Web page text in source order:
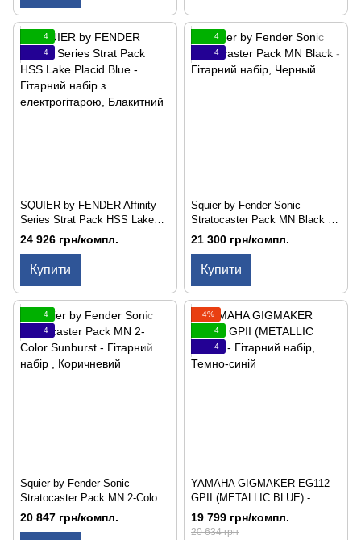
4
4
SQUIER by FENDER Affinity
Series Strat Pack HSS Lake
Placid Blue - Гітарний набір з
електрогітарою
24 926 грн/компл.
Купити
4
4
Squier by Fender Sonic
Stratocaster Pack MN Black -
Гітарний набір
21 300 грн/компл.
Купити
4
4
Squier by Fender Sonic
Stratocaster Pack MN 2-Color
Sunburst - Гітарний набір
20 847 грн/компл.
−4%
4
4
YAMAHA GIGMAKER EG112
GPII (METALLIC BLUE) -
Гітарний набір
19 799 грн/компл.
20 634 грн